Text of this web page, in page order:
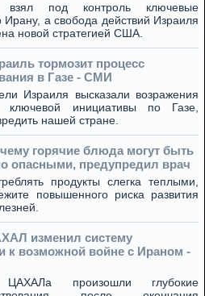
взял под контроль ключевые
а свобода действий Израиля
новой стратегией США.
тормозит процесс
в Газе - СМИ
Израиля высказали возражения
ключевой инициативы по Газе,
нашей стране.
горячие блюда могут быть
опасными, предупредил врач
продукты слегка теплыми,
повышенного риска развития
изменил систему
к возможной войне с Ираном -
произошли глубокие